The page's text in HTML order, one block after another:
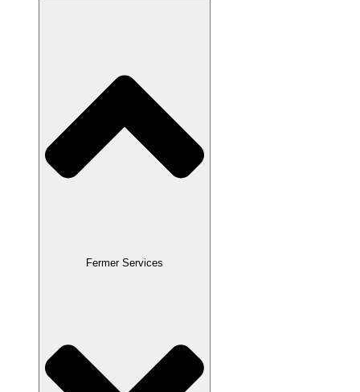
Fermer Services